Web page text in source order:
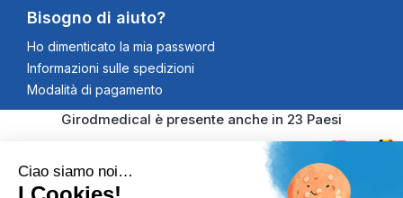
Bisogno di aiuto?
Ho dimenticato la mia password
Informazioni sulle spedizioni
Modalità di pagamento
Girodmedical è presente anche in 23 Paesi
Ciao siamo noi…